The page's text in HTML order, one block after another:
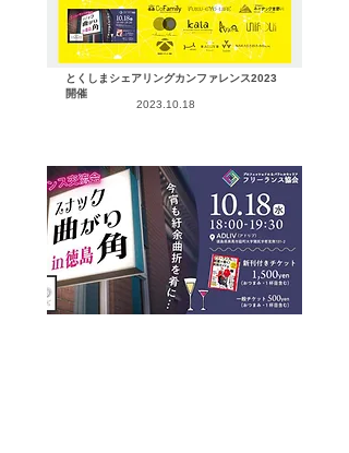
とくしまシェアリングカンファレンス2023
開催
2023​.10.18